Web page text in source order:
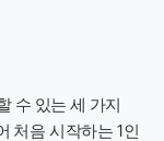
수 있는 세 가지
처음 시작하는 1인